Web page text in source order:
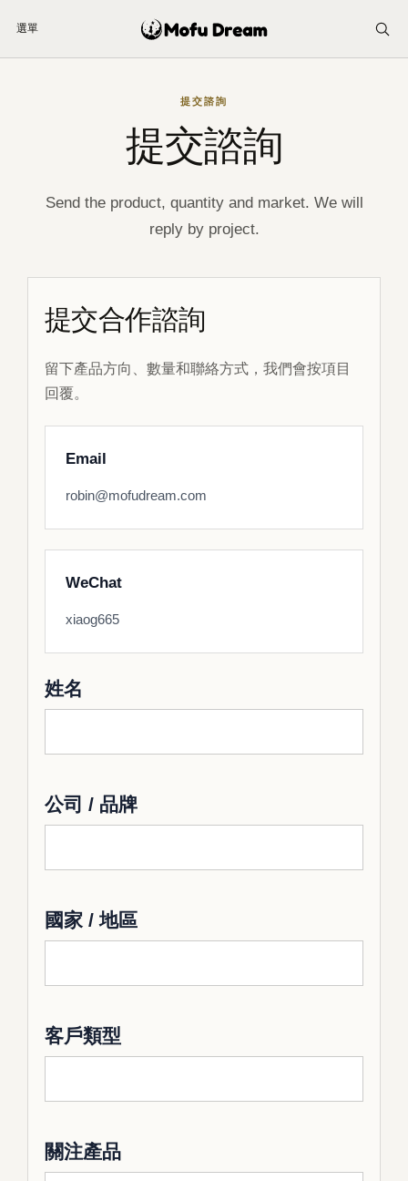
選單
提交諮詢
提交諮詢
Send the product, quantity and market. We will
reply by project.
提交合作諮詢
留下產品方向、數量和聯絡方式，我們會按項目
回覆。
Email
robin@mofudream.com
WeChat
xiaog665
姓名
公司 / 品牌
國家 / 地區
客戶類型
關注產品